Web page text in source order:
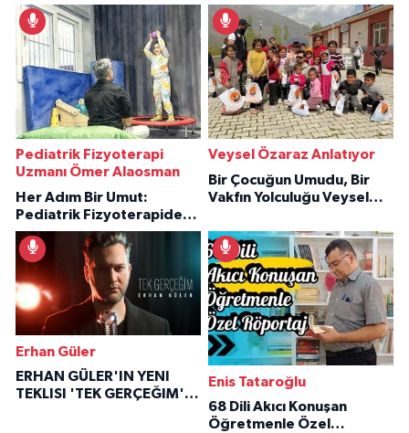
Pediatrik Fizyoterapi
Uzmanı Ömer Alaosman
Her Adım Bir Umut:
Pediatrik Fizyoterapiden
İlham Veren Hikâyeler
Veysel Özaraz Anlatıyor
Bir Çocuğun Umudu, Bir
Vakfın Yolculuğu Veysel
Erhan Güler
ERHAN GÜLER'IN YENI
TEKLISI 'TEK GERÇEĞIM'LE
Enis Tataroğlu
68 Dili Akıcı Konuşan
Öğretmenle Özel